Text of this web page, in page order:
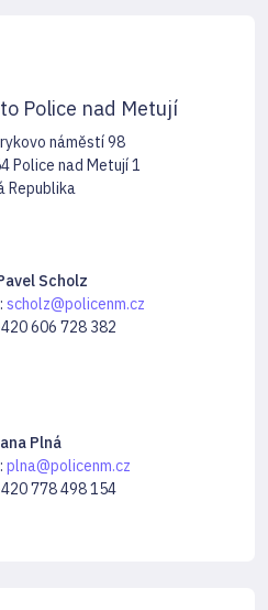
Police nad Metují
náměstí 98
Police nad Metují 1
Republika
Scholz
scholz@policenm.cz
606 728 382
Plná
plna@policenm.cz
778 498 154